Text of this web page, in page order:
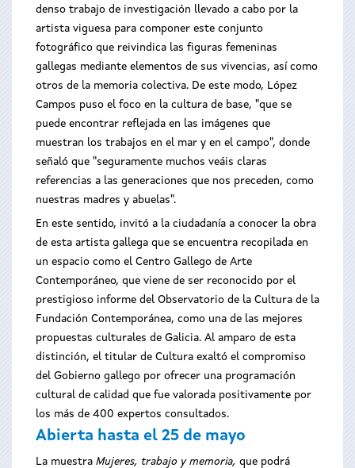
denso trabajo de investigación llevado a cabo por la
artista viguesa para componer este conjunto
fotográfico que reivindica las figuras femeninas
gallegas mediante elementos de sus vivencias, así como
otros de la memoria colectiva. De este modo, López
Campos puso el foco en la cultura de base, "que se
puede encontrar reflejada en las imágenes que
muestran los trabajos en el mar y en el campo", donde
señaló que "seguramente muchos veáis claras
referencias a las generaciones que nos preceden, como
nuestras madres y abuelas".
En este sentido, invitó a la ciudadanía a conocer la obra
de esta artista gallega que se encuentra recopilada en
un espacio como el Centro Gallego de Arte
Contemporáneo, que viene de ser reconocido por el
prestigioso informe del Observatorio de la Cultura de la
Fundación Contemporánea, como una de las mejores
propuestas culturales de Galicia. Al amparo de esta
distinción, el titular de Cultura exaltó el compromiso
del Gobierno gallego por ofrecer una programación
cultural de calidad que fue valorada positivamente por
los más de 400 expertos consultados.
Abierta hasta el 25 de mayo
La muestra Mujeres, trabajo y memoria, que podrá